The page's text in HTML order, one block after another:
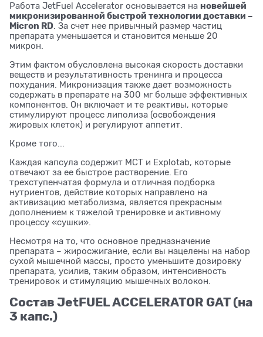
Работа JetFuel Accelerator основывается на новейшей
микронизированной быстрой технологии доставки –
Micron RD. За счет нее привычный размер частиц
препарата уменьшается и становится меньше 20
микрон.
Этим фактом обусловлена высокая скорость доставки
веществ и результативность тренинга и процесса
похудания. Микронизация также дает возможность
содержать в препарате на 300 мг больше эффективных
компонентов. Он включает и те реактивы, которые
стимулируют процесс липолиза (освобождения
жировых клеток) и регулируют аппетит.
Кроме того...
Каждая капсула содержит МСТ и Explotab, которые
отвечают за ее быстрое растворение. Его
трехступенчатая формула и отличная подборка
нутриентов, действие которых направлено на
активизацию метаболизма, является прекрасным
дополнением к тяжелой тренировке и активному
процессу «сушки».
Несмотря на то, что основное предназначение
препарата – жиросжигание, если вы нацелены на набор
сухой мышечной массы, просто уменьшите дозировку
препарата, усилив, таким образом, интенсивность
тренировок и стимуляцию мышечных волокон.
Состав JetFUEL ACCELERATOR GAT (на
3 капс.)